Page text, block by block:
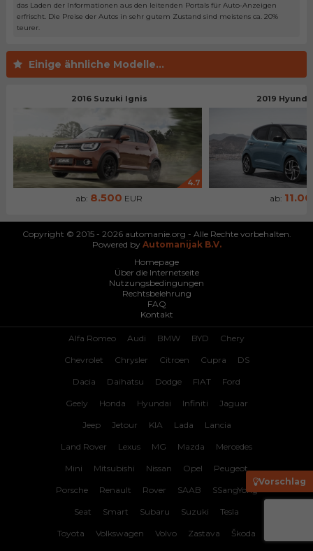
das Laden der Informationen aus den leitenden Portals für Auto-Anzeigen
erfrischt. Die Preise der Autos in sehr gutem Zustand sind meistens ca. 20%
teurer.
Einige ähnliche Modelle...
2016 Suzuki Ignis
4.7
ab: 8.500 EUR
2019
ab:
Vorschlag
Copyright © 2015 - 2026 automanie.org - Alle Rechte vorbehalten.
Powered by Automanijak B.V.
Homepage
Über die Internetseite
Nutzungsbedingungen
Rechtsbelehrung
FAQ
Kontakt
Alfa Romeo Audi BMW BYD Chery
Chevrolet Chrysler Citroen Cupra DS
Dacia Daihatsu Dodge FIAT Ford
Geely Honda Hyundai Infiniti Jaguar
Jeep Jetour KIA Lada Lancia
Land Rover Lexus MG Mazda Mercedes
Mini Mitsubishi Nissan Opel Peugeot
Porsche Renault Rover SAAB SSangYong
Seat Smart Subaru Suzuki Tesla
Toyota Volkswagen Volvo Zastava Škoda